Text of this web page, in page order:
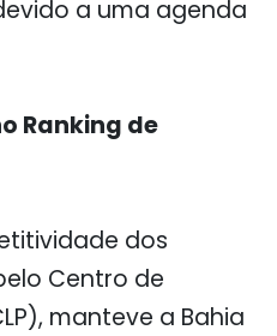
a uma agenda
Ranking de
dos
Centro de
manteve a Bahia